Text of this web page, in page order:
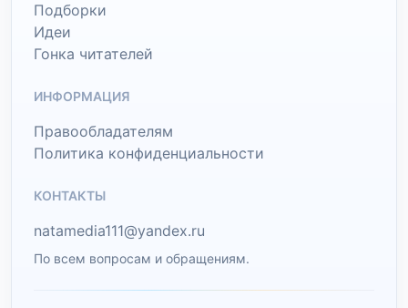
Подборки
Идеи
Гонка читателей
ИНФОРМАЦИЯ
Правообладателям
Политика конфиденциальности
КОНТАКТЫ
natamedia111@yandex.ru
По всем вопросам и обращениям.